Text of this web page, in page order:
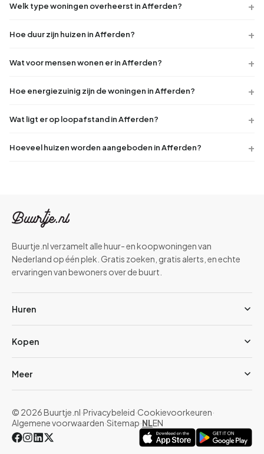
Welk type woningen overheerst in Afferden?
Hoe duur zijn huizen in Afferden?
Wat voor mensen wonen er in Afferden?
Hoe energiezuinig zijn de woningen in Afferden?
Wat ligt er op loopafstand in Afferden?
Hoeveel huizen worden aangeboden in Afferden?
Buurtje.nl verzamelt alle huur- en koopwoningen van
Nederland op één plek. Gratis zoeken, gratis alerts, en echte
ervaringen van bewoners over de buurt.
Huren
Kopen
Meer
© 2026 Buurtje.nl·Privacybeleid·Cookievoorkeuren·
Algemene voorwaarden·Sitemap·NLEN